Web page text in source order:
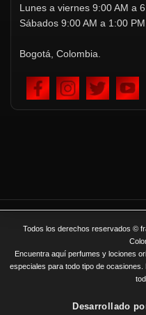
Lunes a viernes 9:00 AM a
Sábados 9:00 AM a 1:00 PM.
Bogotá, Colombia.
Todos los derechos reservados ©
Encuentra aquí perfumes y lociones
especiales para todo tipo de
Desarrollado